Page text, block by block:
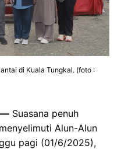
di Kuala Tungkal. (foto :
— Suasana penuh
Alun-Alun
pagi (01/6/2025),